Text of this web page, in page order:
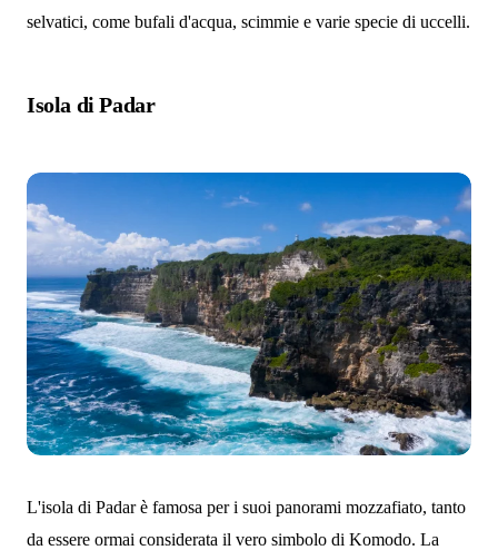
selvatici, come bufali d'acqua, scimmie e varie specie di uccelli.
Isola di Padar
L'isola di Padar è famosa per i suoi panorami mozzafiato, tanto
da essere ormai considerata il vero simbolo di Komodo. La